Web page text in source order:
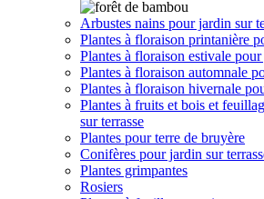
Arbustes nains pour jardin sur
Plantes à floraison printanière
Plantes à floraison estivale
Plantes à floraison automnale
Plantes à floraison hivernale
Plantes à fruits et bois et
sur terrasse
Plantes pour terre de bruyère
Conifères pour jardin sur
Plantes grimpantes
Rosiers